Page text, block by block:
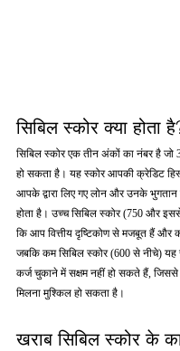
सिबिल स्कोर क्या होता
सिबिल स्कोर एक तीन अंकों का नंबर है
हो सकता है। यह स्कोर आपकी क्रेडिट
आपके द्वारा लिए गए लोन और उनके भुगतान
होता है। उच्च सिबिल स्कोर (750 और
कि आप वित्तीय दृष्टिकोण से मजबूत हैं और
जबकि कम सिबिल स्कोर (600 से नीचे)
कर्ज चुकाने में सक्षम नहीं हो सकते हैं, जिससे
मिलना मुश्किल हो सकता है।
खराब सिबिल स्कोर के